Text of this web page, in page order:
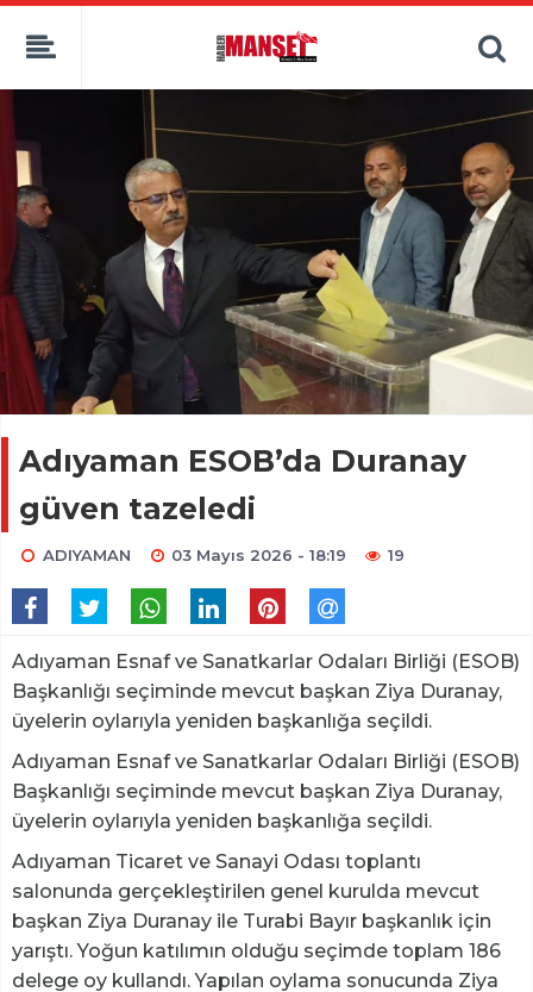
Adıyaman ESOB’da Duranay
güven tazeledi
ADIYAMAN 03 Mayıs 2026 - 18:19 19
Adıyaman Esnaf ve Sanatkarlar Odaları Birliği (ESOB)
Başkanlığı seçiminde mevcut başkan Ziya Duranay,
üyelerin oylarıyla yeniden başkanlığa seçildi.
Adıyaman Esnaf ve Sanatkarlar Odaları Birliği (ESOB)
Başkanlığı seçiminde mevcut başkan Ziya Duranay,
üyelerin oylarıyla yeniden başkanlığa seçildi.
Adıyaman Ticaret ve Sanayi Odası toplantı
salonunda gerçekleştirilen genel kurulda mevcut
başkan Ziya Duranay ile Turabi Bayır başkanlık için
yarıştı. Yoğun katılımın olduğu seçimde toplam 186
delege oy kullandı. Yapılan oylama sonucunda Ziya